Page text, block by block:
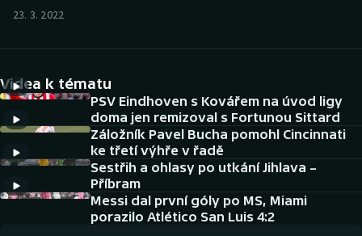
Cyklistika
DALŠÍ SPORTY
Americký fotbal
Baseball a softbal
NEPŘEHLÉDNĚTE
23. 3. 2022
Videa k tématu
PSV Eindhoven s Kovářem na úvod ligy
doma jen remizoval s Fortunou Sittard
Záložník Pavel Bucha pomohl Cincinnati
ke třetí výhře v řadě
Sestřih a ohlasy po utkání Jihlava –
Příbram
Messi dal první góly po MS, Miami
porazilo Atlético San Luis 4:2